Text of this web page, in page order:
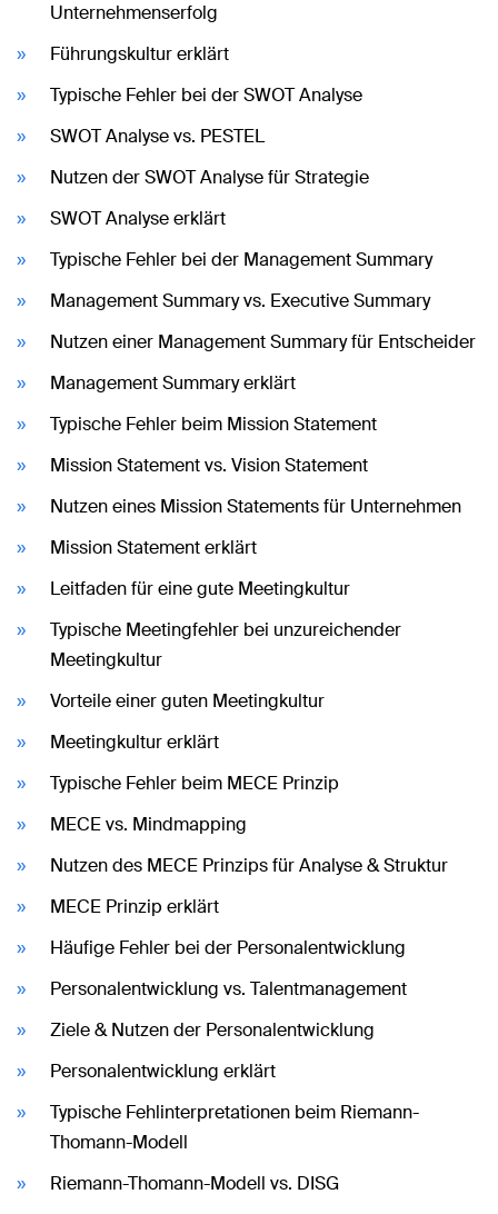
Unternehmenserfolg
Führungskultur erklärt
Typische Fehler bei der SWOT Analyse
SWOT Analyse vs. PESTEL
Nutzen der SWOT Analyse für Strategie
SWOT Analyse erklärt
Typische Fehler bei der Management Summary
Management Summary vs. Executive Summary
Nutzen einer Management Summary für Entscheider
Management Summary erklärt
Typische Fehler beim Mission Statement
Mission Statement vs. Vision Statement
Nutzen eines Mission Statements für Unternehmen
Mission Statement erklärt
Leitfaden für eine gute Meetingkultur
Typische Meetingfehler bei unzureichender
Meetingkultur
Vorteile einer guten Meetingkultur
Meetingkultur erklärt
Typische Fehler beim MECE Prinzip
MECE vs. Mindmapping
Nutzen des MECE Prinzips für Analyse & Struktur
MECE Prinzip erklärt
Häufige Fehler bei der Personalentwicklung
Personalentwicklung vs. Talentmanagement
Ziele & Nutzen der Personalentwicklung
Personalentwicklung erklärt
Typische Fehlinterpretationen beim Riemann-
Thomann-Modell
Riemann-Thomann-Modell vs. DISG